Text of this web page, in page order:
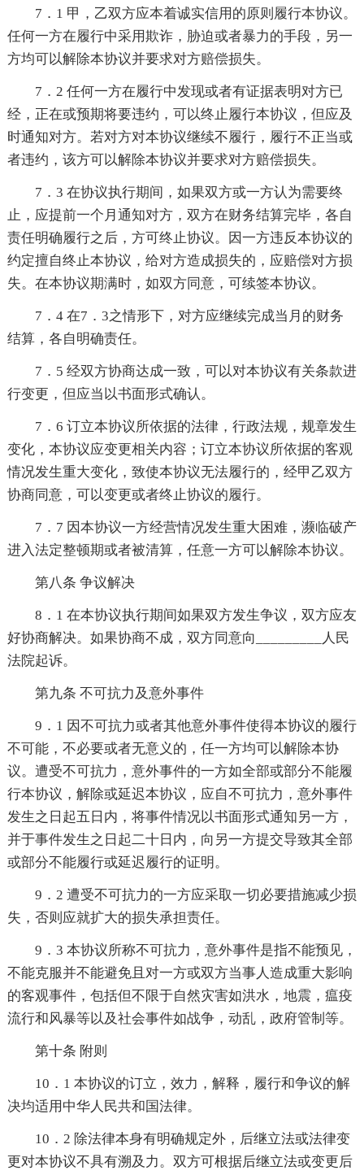
7．1 甲，乙双方应本着诚实信用的原则履行本协议。
任何一方在履行中采用欺诈，胁迫或者暴力的手段，另一
方均可以解除本协议并要求对方赔偿损失。
7．2 任何一方在履行中发现或者有证据表明对方已
经，正在或预期将要违约，可以终止履行本协议，但应及
时通知对方。若对方对本协议继续不履行，履行不正当或
者违约，该方可以解除本协议并要求对方赔偿损失。
7．3 在协议执行期间，如果双方或一方认为需要终
止，应提前一个月通知对方，双方在财务结算完毕，各自
责任明确履行之后，方可终止协议。因一方违反本协议的
约定擅自终止本协议，给对方造成损失的，应赔偿对方损
失。在本协议期满时，如双方同意，可续签本协议。
7．4 在7．3之情形下，对方应继续完成当月的财务
结算，各自明确责任。
7．5 经双方协商达成一致，可以对本协议有关条款进
行变更，但应当以书面形式确认。
7．6 订立本协议所依据的法律，行政法规，规章发生
变化，本协议应变更相关内容；订立本协议所依据的客观
情况发生重大变化，致使本协议无法履行的，经甲乙双方
协商同意，可以变更或者终止协议的履行。
7．7 因本协议一方经营情况发生重大困难，濒临破产
进入法定整顿期或者被清算，任意一方可以解除本协议。
第八条 争议解决
8．1 在本协议执行期间如果双方发生争议，双方应友
好协商解决。如果协商不成，双方同意向_________人民
法院起诉。
第九条 不可抗力及意外事件
9．1 因不可抗力或者其他意外事件使得本协议的履行
不可能，不必要或者无意义的，任一方均可以解除本协
议。遭受不可抗力，意外事件的一方如全部或部分不能履
行本协议，解除或延迟本协议，应自不可抗力，意外事件
发生之日起五日内，将事件情况以书面形式通知另一方，
并于事件发生之日起二十日内，向另一方提交导致其全部
或部分不能履行或延迟履行的证明。
9．2 遭受不可抗力的一方应采取一切必要措施减少损
失，否则应就扩大的损失承担责任。
9．3 本协议所称不可抗力，意外事件是指不能预见，
不能克服并不能避免且对一方或双方当事人造成重大影响
的客观事件，包括但不限于自然灾害如洪水，地震，瘟疫
流行和风暴等以及社会事件如战争，动乱，政府管制等。
第十条 附则
10．1 本协议的订立，效力，解释，履行和争议的解
决均适用中华人民共和国法律。
10．2 除法律本身有明确规定外，后继立法或法律变
更对本协议不具有溯及力。双方可根据后继立法或变更后